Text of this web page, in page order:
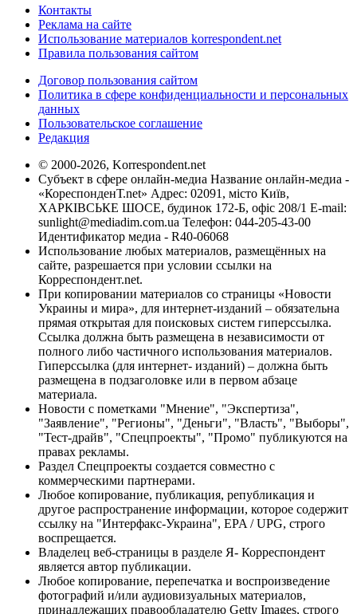
Контакты
Реклама на сайте
Использование материалов korrespondent.net
Правила пользования сайтом
Договор пользования сайтом
Политика в сфере конфиденциальности и персональных
данных
Пользовательское соглашение
Редакция
© 2000-2026, Korrespondent.net
Субъект в сфере онлайн-медиа Название онлайн-медиа -
«КореспонденТ.net» Адрес: 02091, місто Київ,
ХАРКІВСЬКЕ ШОСЕ, будинок 172-Б, офіс 208/1 E-mail:
sunlight@mediadim.com.ua Телефон: 044-205-43-00
Идентификатор медиа - R40-06068
Использование любых материалов, размещённых на
сайте, разрешается при условии ссылки на
Корреспондент.net.
При копировании материалов со страницы «Новости
Украины и мира», для интернет-изданий – обязательна
прямая открытая для поисковых систем гиперссылка.
Ссылка должна быть размещена в независимости от
полного либо частичного использования материалов.
Гиперссылка (для интернет- изданий) – должна быть
размещена в подзаголовке или в первом абзаце
материала.
Новости с пометками "Мнение", "Экспертиза",
"Заявление", "Регионы", "Деньги", "Власть", "Выборы",
"Тест-драйв", "Спецпроекты", "Промо" публикуются на
правах рекламы.
Раздел Спецпроекты создается совместно с
коммерческими партнерами.
Любое копирование, публикация, републикация и
другое распространение информации, которое содержит
ссылку на "Интерфакс-Украина", EPA / UPG, строго
воспрещается.
Владелец веб-страницы в разделе Я- Корреспондент
является автор публикации.
Любое копирование, перепечатка и воспроизведение
фотографий и/или аудиовизуальных материалов,
принадлежащих правообладателю Getty Images, строго